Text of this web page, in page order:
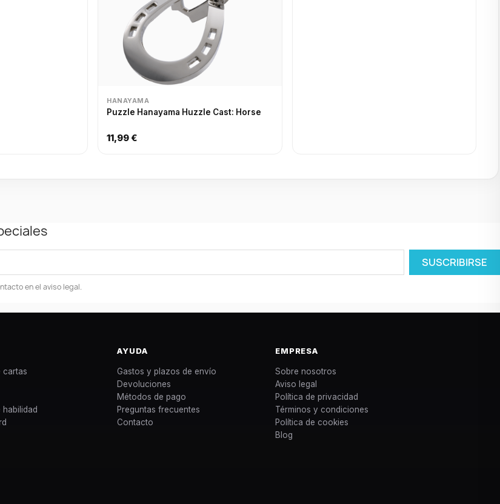
HANAYAMA
Puzzle Hanayama Huzzle Cast: Horse
11,99 €
en el aviso legal.
cartas
habilidad
AYUDA
Gastos y plazos de envío
Devoluciones
Métodos de pago
Preguntas frecuentes
Contacto
EMPRESA
Sobre nosotros
Aviso legal
Política de privacidad
Términos y condiciones
Política de cookies
Blog